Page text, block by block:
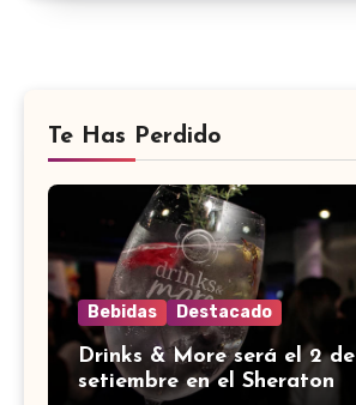
Te Has Perdido
Bebidas Destacado
Drinks & More será el 2 de
setiembre en el Sheraton